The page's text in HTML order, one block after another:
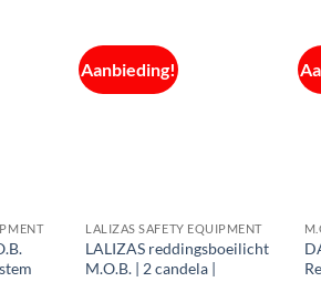
Aanbieding!
LALIZAS SAFETY EQUIPMENT
LALIZAS reddingsboeilicht
M.O.B. | 2 candela |